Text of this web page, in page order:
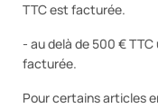
TTC est facturée.
- au delà de 500 € TTC
facturée.
Pour certains articles